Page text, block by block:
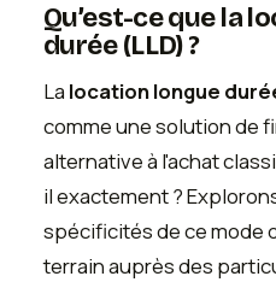
Qu’est-ce que la
durée (LLD) ?
La location longue
comme une solution de
alternative à l'achat
il exactement ?
spécificités de ce mode
terrain auprès des